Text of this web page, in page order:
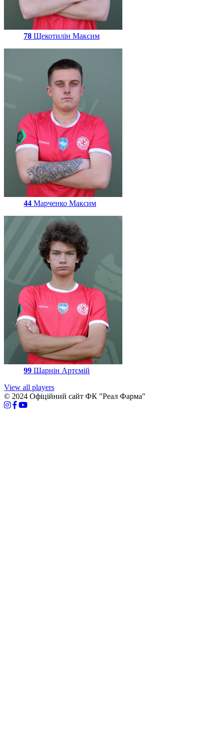
78 Щекотилін Максим
44 Марченко Максим
99 Шарнін Артємій
View all players
© 2024 Офіційний сайт ФК "Реал Фарма"